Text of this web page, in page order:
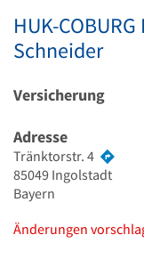
HUK-
Schneider
Versicherung
Adresse
Tränktorstr. 4
85049 Ingolstadt
Bayern
Änderungen